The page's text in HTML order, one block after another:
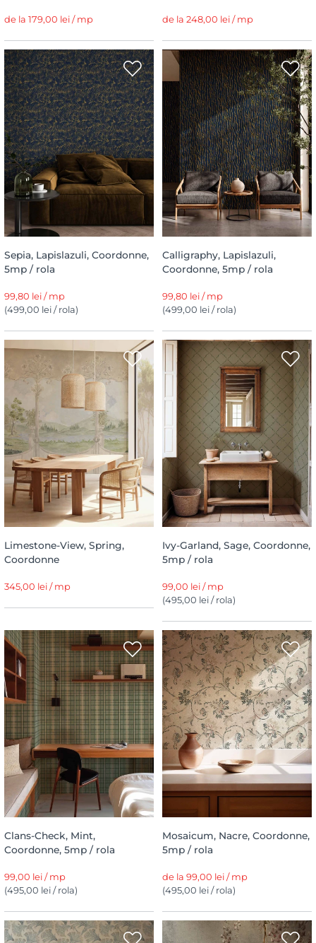
de la 179,00 lei / mp de la 248,00 lei / mp
Sepia, Lapislazuli, Coordonne,
5mp / rola
99,80 lei / mp
(499,00 lei / rola)
Calligraphy, Lapislazuli,
Coordonne, 5mp / rola
99,80 lei / mp
(499,00 lei / rola)
Limestone-View, Spring,
Coordonne
345,00 lei / mp
Ivy-Garland, Sage, Coordonne,
5mp / rola
99,00 lei / mp
(495,00 lei / rola)
Clans-Check, Mint,
Coordonne, 5mp / rola
99,00 lei / mp
(495,00 lei / rola)
Mosaicum, Nacre, Coordonne,
5mp / rola
de la 99,00 lei / mp
(495,00 lei / rola)